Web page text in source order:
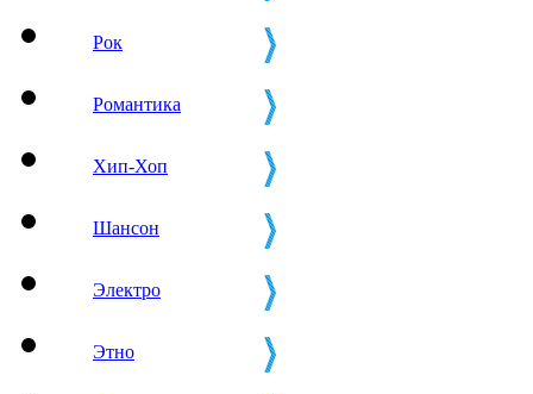
Рок
Романтика
Хип-Хоп
Шансон
Электро
Этно